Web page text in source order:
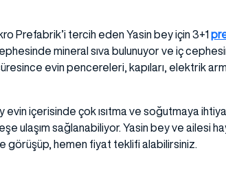
Prefabrik’i tercih eden Yasin bey için 3+1
mineral sıva bulunuyor ve iç
evin pencereleri, kapıları, elektrik
evin içerisinde çok ısıtma ve soğutmaya
ulaşım sağlanabiliyor. Yasin bey ve ailesi
görüşüp, hemen fiyat teklifi alabilirsiniz.